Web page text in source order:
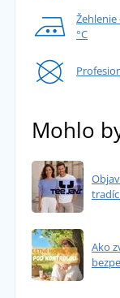
°C
Mohlo
Ako